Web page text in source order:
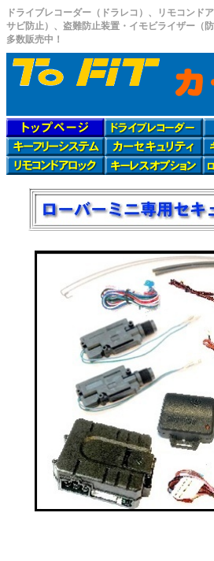
ドライブレコーダー（ドラレコ）、リモコンド
サビ防止）、盗難防止装置・イモビライザー（
多数販売中！